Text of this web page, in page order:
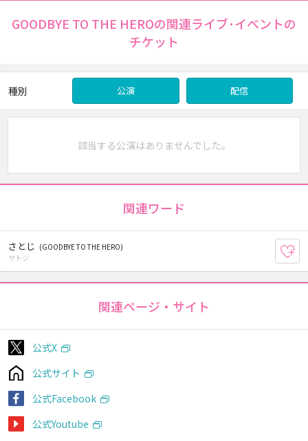
GOODBYE TO THE HEROの関連ライブ･イベントの
チケット
種別 公演 配信
該当する公演はありませんでした。
関連ワード
さとじ (GOODBYE TO THE HERO)
サトジ
関連ページ・サイト
公式X
公式サイト
公式Facebook
公式Youtube